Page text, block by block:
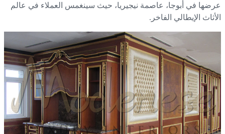
في أبوجا، عاصمة نيجيريا، حيث سينغمس العملاء في عالم
الإيطالي الفاخر.